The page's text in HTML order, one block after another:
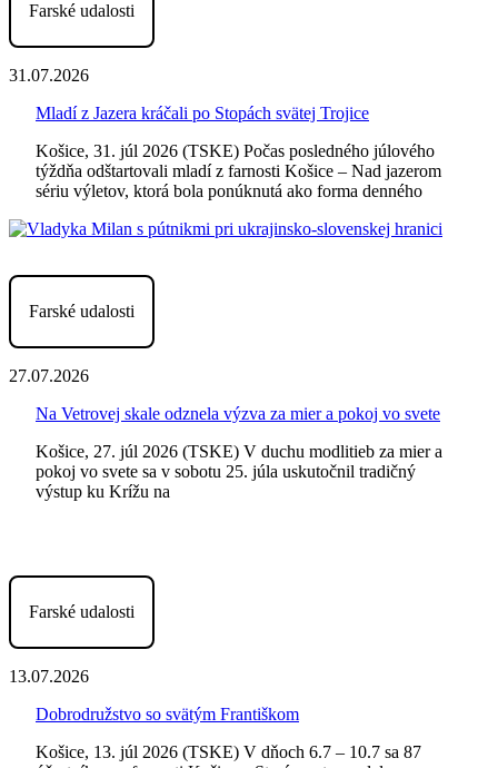
Farské udalosti
31.07.2026
Mladí z Jazera kráčali po Stopách svätej Trojice
Košice, 31. júl 2026 (TSKE) Počas posledného júlového
týždňa odštartovali mladí z farnosti Košice – Nad jazerom
sériu výletov, ktorá bola ponúknutá ako forma denného
Farské udalosti
27.07.2026
Na Vetrovej skale odznela výzva za mier a pokoj vo svete
Košice, 27. júl 2026 (TSKE) V duchu modlitieb za mier a
pokoj vo svete sa v sobotu 25. júla uskutočnil tradičný
výstup ku Krížu na
Farské udalosti
13.07.2026
Dobrodružstvo so svätým Františkom
Košice, 13. júl 2026 (TSKE) V dňoch 6.7 – 10.7 sa 87